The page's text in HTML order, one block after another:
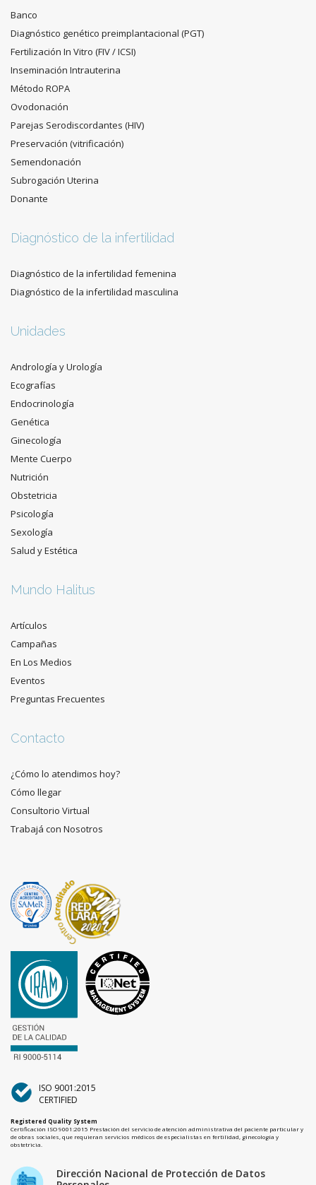
Banco
Diagnóstico genético preimplantacional (PGT)
Fertilización In Vitro (FIV / ICSI)
Inseminación Intrauterina
Método ROPA
Ovodonación
Parejas Serodiscordantes (HIV)
Preservación (vitrificación)
Semendonación
Subrogación Uterina
Donante
Diagnóstico de la infertilidad
Diagnóstico de la infertilidad femenina
Diagnóstico de la infertilidad masculina
Unidades
Andrología y Urología
Ecografías
Endocrinología
Genética
Ginecología
Mente Cuerpo
Nutrición
Obstetricia
Psicología
Sexología
Salud y Estética
Mundo Halitus
Artículos
Campañas
En Los Medios
Eventos
Preguntas Frecuentes
Contacto
¿Cómo lo atendimos hoy?
Cómo llegar
Consultorio Virtual
Trabajá con Nosotros
ISO 9001:2015
CERTIFIED
Registered Quality System
Certificación ISO 9001:2015 Prestación del servicio de atención administrativa del paciente particular y
de obras sociales, que requieran servicios médicos de especialistas en fertilidad, ginecología y
obstetricia.
Dirección Nacional de Protección de Datos